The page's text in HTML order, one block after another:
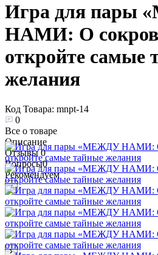
Игра для пары
НАМИ: О
откройте самые
желания
Код Товара: mnpt-14
0
Все о товаре
Описание
Отзывы0
Вопросы0
Рекомендуем